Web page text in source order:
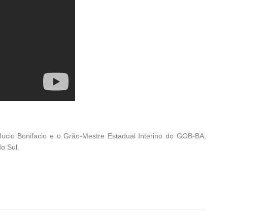
Bonifacio e o Grão-Mestre Estadual Interino do GOB-BA,
Sul.